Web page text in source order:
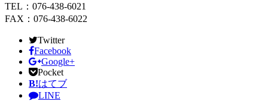
TEL：076-438-6021
FAX：076-438-6022
Twitter
Facebook
Google+
Pocket
B!はてブ
LINE